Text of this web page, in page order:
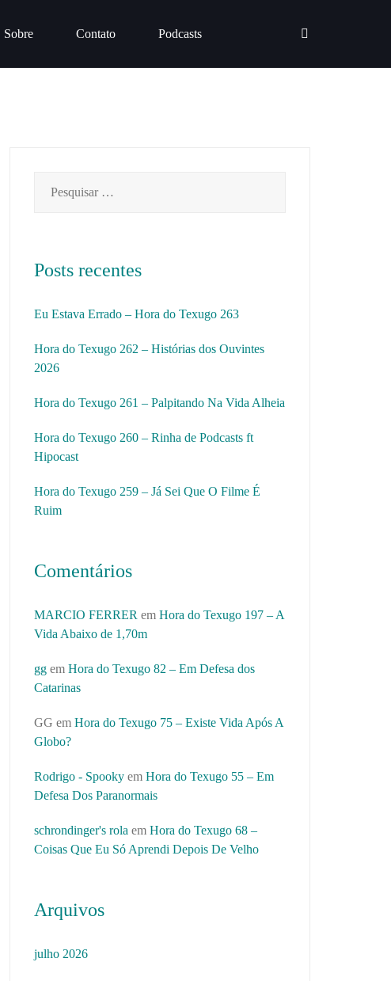
Sobre Contato Podcasts
por:
Posts recentes
Eu Estava Errado – Hora do Texugo 263
Hora do Texugo 262 – Histórias dos Ouvintes
2026
Hora do Texugo 261 – Palpitando Na Vida Alheia
Hora do Texugo 260 – Rinha de Podcasts ft
Hipocast
Hora do Texugo 259 – Já Sei Que O Filme É
Ruim
Comentários
MARCIO FERRER em Hora do Texugo 197 – A
Vida Abaixo de 1,70m
gg em Hora do Texugo 82 – Em Defesa dos
Catarinas
GG em Hora do Texugo 75 – Existe Vida Após A
Globo?
Rodrigo - Spooky em Hora do Texugo 55 – Em
Defesa Dos Paranormais
schrondinger's rola em Hora do Texugo 68 –
Coisas Que Eu Só Aprendi Depois De Velho
Arquivos
julho 2026